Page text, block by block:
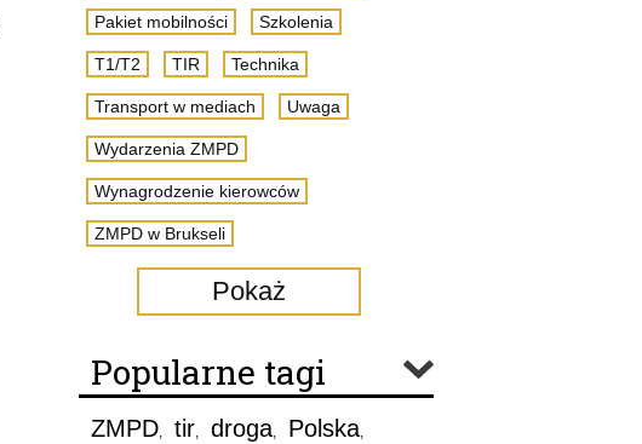
Pakiet mobilności Szkolenia
T1/T2 TIR Technika
Transport w mediach Uwaga
Wydarzenia ZMPD
Wynagrodzenie kierowców
ZMPD w Brukseli
Pokaż
Popularne tagi
ZMPD, tir, droga, Polska,